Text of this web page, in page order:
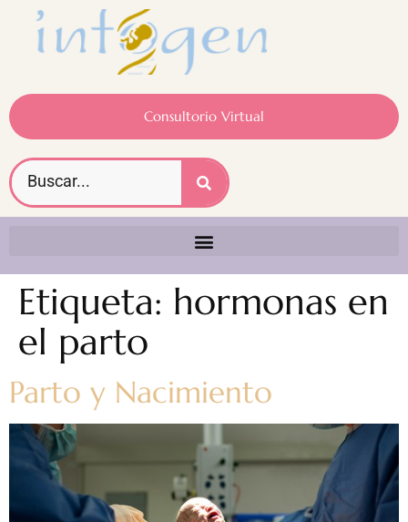
Consultorio Virtual
Etiqueta: hormonas en
el parto
Parto y Nacimiento